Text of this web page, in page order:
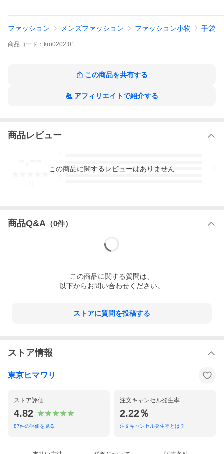
ファッション メンズファッション ファッション小物 手袋
商品 コード： kro0202f01
この商品を共有する
アフィリエイトで紹介する
商品レビュー
3
この商品に関するレビューはありません
商品Q&A （0件）
この商品に関する質問は、
以下からお問い合わせください。
ストアに質問を投稿する
ストア情報
東京ヒマワリ
ストア評価
4.82
87件の評価を見る
注文キャンセル発生率
2.22％
注文キャンセル発生率とは？